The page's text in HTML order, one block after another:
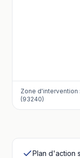
Zone d'intervention :
(93240)
Plan d'action